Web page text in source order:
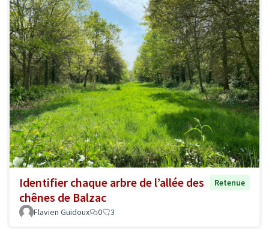
Identifier chaque arbre de l’allée des
chênes de Balzac
Retenue
Flavien Guidoux 0 3